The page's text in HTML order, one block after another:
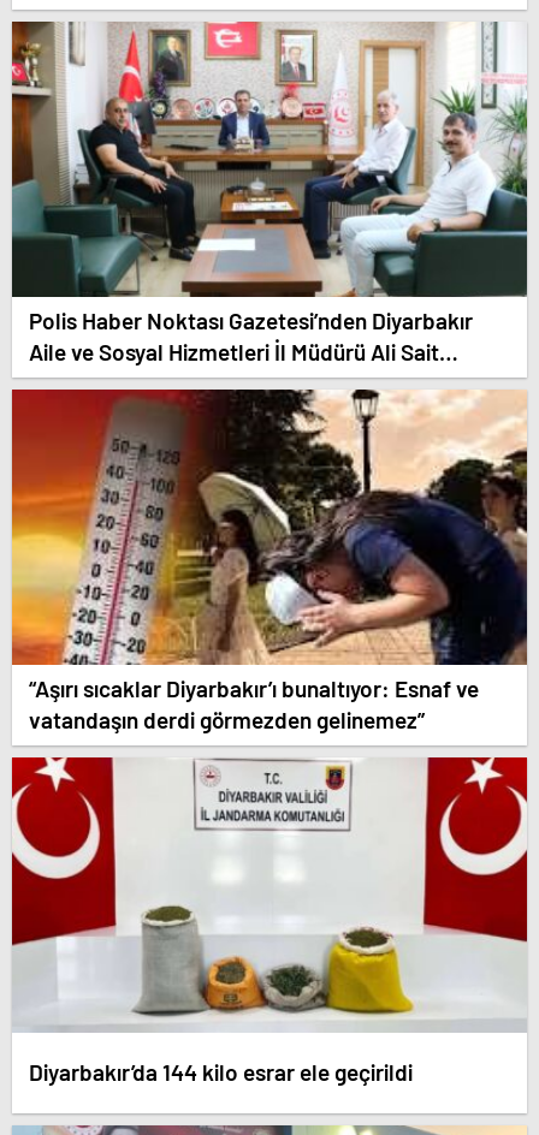
Polis Haber Noktası Gazetesi’nden Diyarbakır
Aile ve Sosyal Hizmetleri İl Müdürü Ali Sait
Çeçen’e hayırlı olsun ziyareti
“Aşırı sıcaklar Diyarbakır’ı bunaltıyor: Esnaf ve
vatandaşın derdi görmezden gelinemez”
Diyarbakır’da 144 kilo esrar ele geçirildi